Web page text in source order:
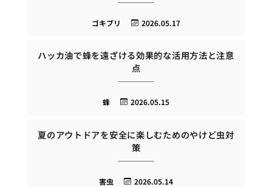
2026.05.17
ゴキブリ
ハッカ油で蜂を遠ざける効果的な活用方法と注意
点
2026.05.15
蜂
夏のアウトドアを安全に楽しむためのやけど虫対
策
2026.05.14
害虫